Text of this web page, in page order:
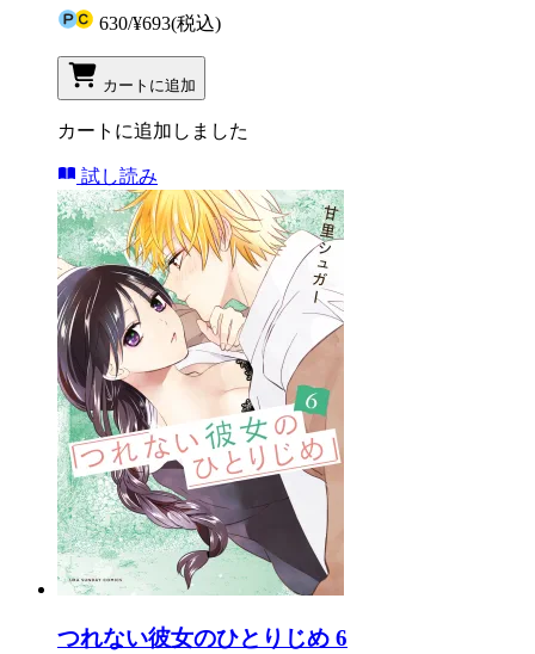
630/¥693(税込)
カートに追加
カートに追加しました
試し読み
つれない彼女のひとりじめ 6